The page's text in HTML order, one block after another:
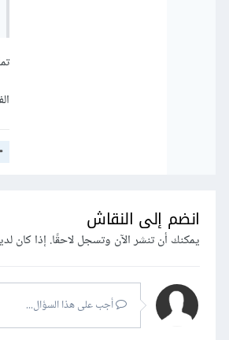
انضم إلى النقاش
يمكنك أن تنشر الآن وتسجل لاحقًا. إذا كان
أجب على هذا السؤال...